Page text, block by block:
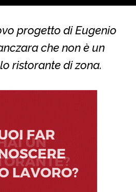
progetto di Eugenio
che non è un
ristorante di zona.